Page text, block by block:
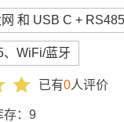
和 USB C + RS485
、WiFi/蓝牙
已有0人评价
存： 9